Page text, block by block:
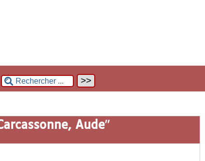
Aude"